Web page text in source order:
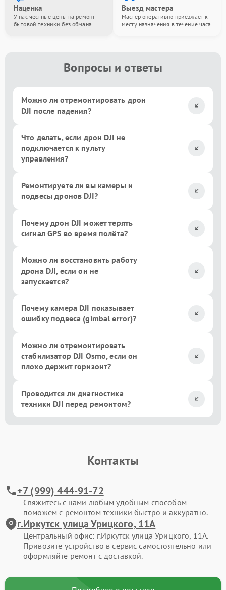
Наценка
У нас честные цены на ремонт
бытовой техники без обмана
Выезд мастера
Мастер оперативно приезжает к
месту назначения в течение часа
Вопросы и ответы
Можно ли отремонтировать дрон
DJI после падения?
Что делать, если дрон DJI не
подключается к пульту
управления?
Ремонтируете ли вы камеры и
подвесы дронов DJI?
Почему дрон DJI может терять
сигнал GPS во время полёта?
Можно ли восстановить работу
дрона DJI, если он не
запускается?
Почему камера DJI показывает
ошибку подвеса (gimbal error)?
Можно ли отремонтировать
стабилизатор DJI Osmo, если он
плохо держит горизонт?
Проводится ли диагностика
техники DJI перед ремонтом?
Контакты
+7 (999) 444-91-72
Свяжитесь с нами любым удобным способом —
поможем с ремонтом техники быстро и аккуратно.
г.Иркутск улица Урицкого, 11А
Центральный офис: г.Иркутск улица Урицкого, 11А.
Привозите устройство в сервис самостоятельно или
оформляйте ремонт с доставкой.